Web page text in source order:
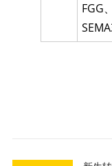
FGG、